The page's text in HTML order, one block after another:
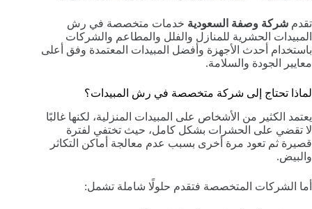
تقدم شركة وصفة السعودية خدمات متخصصة في رش
المبيدات الحشرية للمنازل والفلل والمطاعم والشركات
باستخدام أحدث الأجهزة وأفضل المبيدات المعتمدة وفق أعلى
معايير الجودة والسلامة.
لماذا تحتاج إلى شركة متخصصة في رش المبيدات؟
يعتمد الكثير من الأشخاص على المبيدات المنزلية، لكنها غالبًا
لا تقضي على الحشرات بشكل كامل، حيث تختفي لفترة
قصيرة ثم تعود مرة أخرى بسبب عدم معالجة أماكن التكاثر
والبيض.
أما الشركات المتخصصة فتقدم حلولًا شاملة تشمل: